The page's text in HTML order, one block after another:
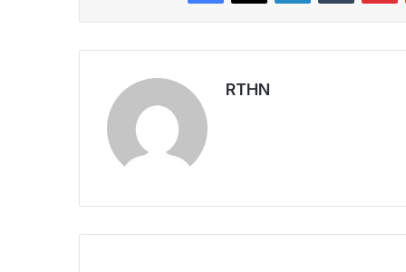
RTHN